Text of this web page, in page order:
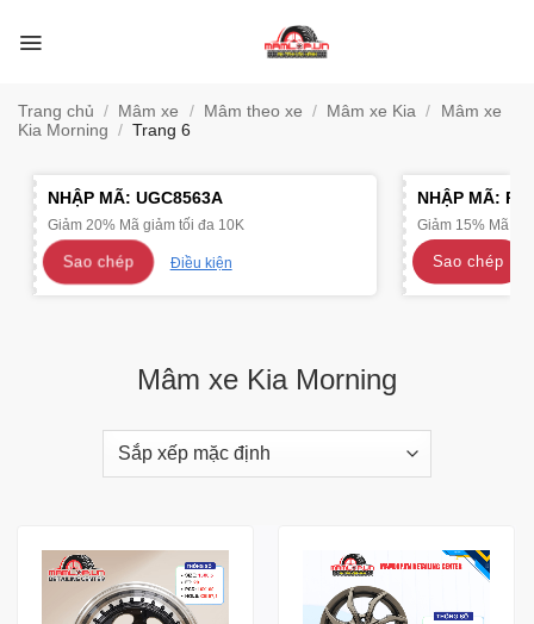
qua
Trang chủ / Mâm xe / Mâm theo xe / Mâm xe Kia /
Mâm xe
Kia Morning / Trang 6
NHẬP MÃ: UGC8563A
Giảm 20% Mã giảm tối đa 10K
Sao chép Điều kiện
NHẬP MÃ:
Giảm 15% Mã
Sao chép
Mâm xe Kia Morning